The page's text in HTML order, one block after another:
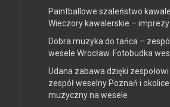
Paintballowe szaleństwo
Wieczory kawalerskie – imprezy
Dobra muzyka do tańca –
wesele Wrocław. Fotobudka
Udana zabawa dzięki
zespół weselny Poznań i
muzyczny na wesele